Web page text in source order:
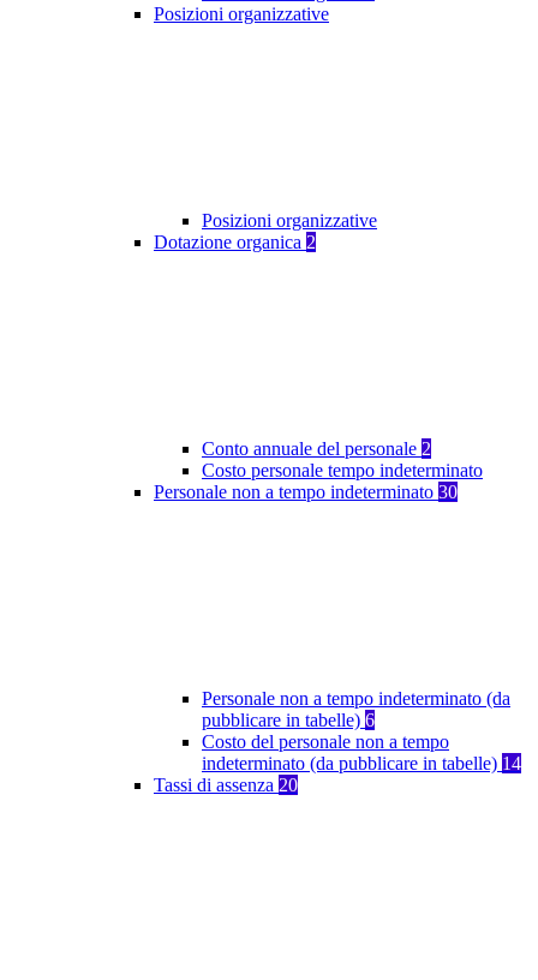
Posizioni organizzative
Posizioni organizzative
Dotazione organica 2
Conto annuale del personale 2
Costo personale tempo indeterminato
Personale non a tempo indeterminato 30
Personale non a tempo indeterminato (da
pubblicare in tabelle) 6
Costo del personale non a tempo
indeterminato (da pubblicare in tabelle) 14
Tassi di assenza 20